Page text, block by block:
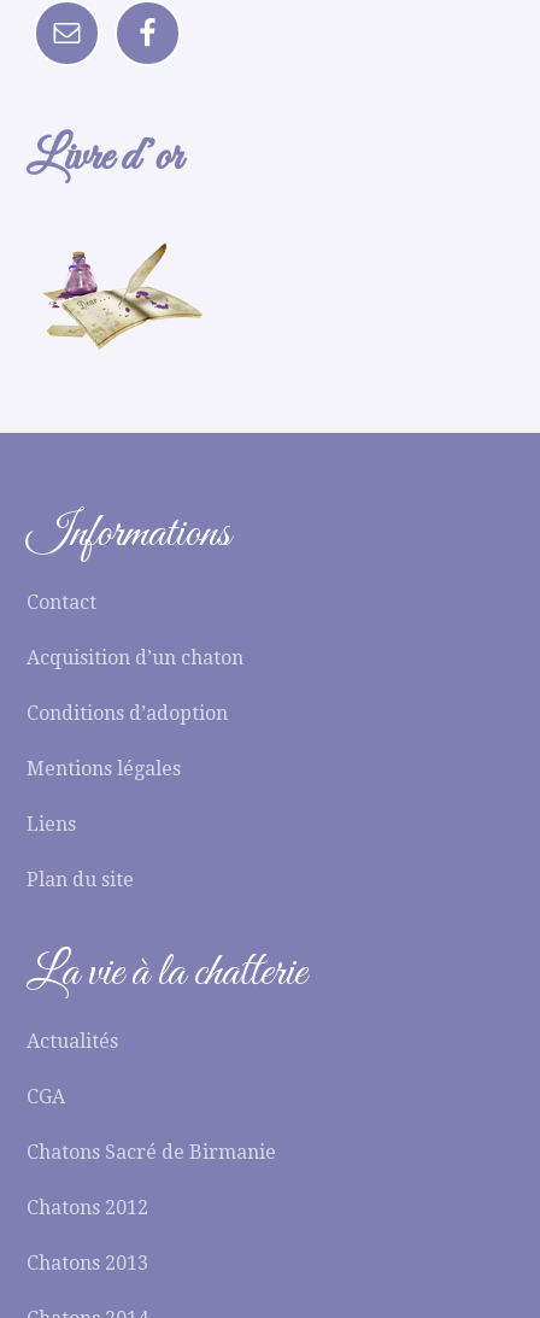
Livre d’or
Informations
Contact
Acquisition d’un chaton
Conditions d’adoption
Mentions légales
Liens
Plan du site
La vie à la chatterie
Actualités
CGA
Chatons Sacré de Birmanie
Chatons 2012
Chatons 2013